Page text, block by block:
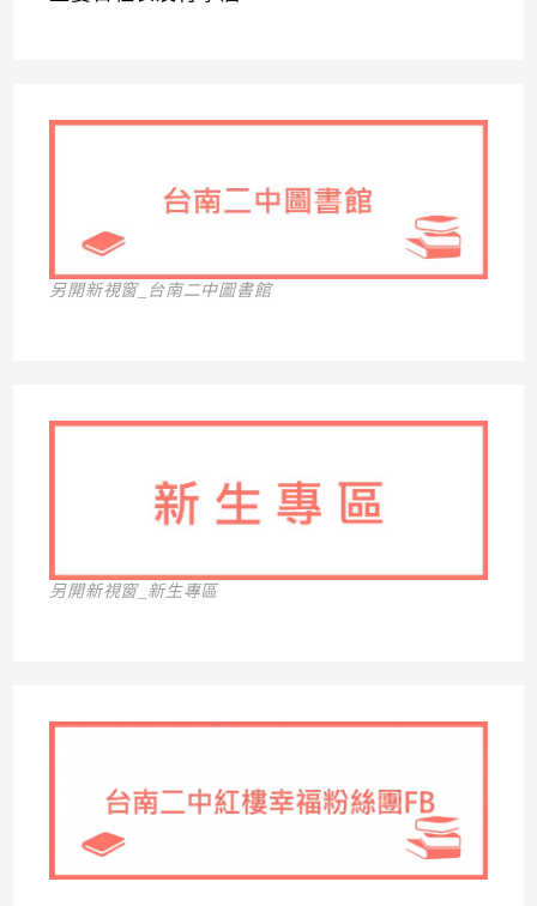
另開新視窗_台南二中圖書館
另開新視窗_新生專區